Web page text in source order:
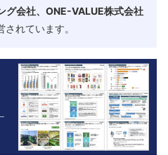
グ会社、ONE-VALUE株式会社
されています。